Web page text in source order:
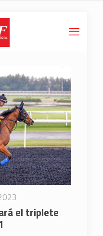
el triplete